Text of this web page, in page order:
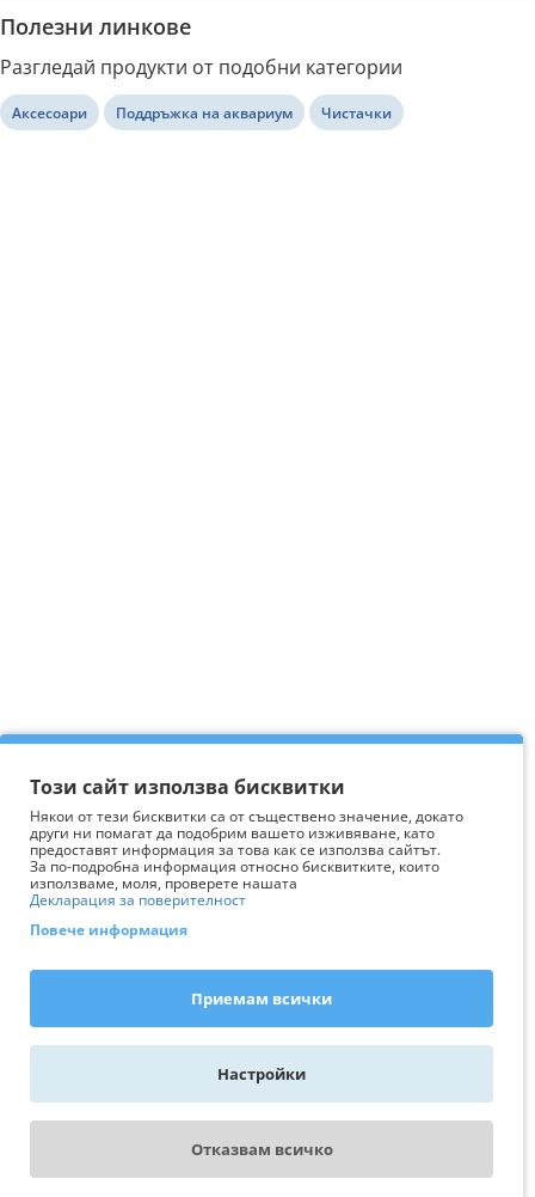
Полезни линкове
Разгледай продукти от подобни категории
Аксесоари Поддръжка на аквариум Чистачки
WhatsApp - пиши ни
Този сайт използва бисквитки
Някои от тези бисквитки са от съществено значение, докато
други ни помагат да подобрим вашето изживяване, като
предоставят информация за това как се използва сайтът.
За по-подробна информация относно бисквитките, които
използваме, моля, проверете нашата
Декларация за поверителност
Повече информация
Приемам всички
Настройки
Отказвам всичко